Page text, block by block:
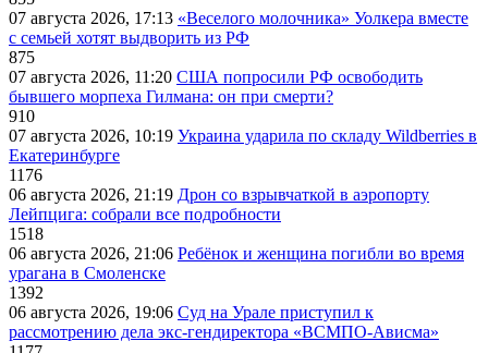
07 августа 2026, 17:13 «Веселого молочника» Уолкера вместе
с семьей хотят выдворить из РФ
875
07 августа 2026, 11:20 США попросили РФ освободить
бывшего морпеха Гилмана: он при смерти?
910
07 августа 2026, 10:19 Украина ударила по складу Wildberries в
Екатеринбурге
1176
06 августа 2026, 21:19 Дрон со взрывчаткой в аэропорту
Лейпцига: собрали все подробности
1518
06 августа 2026, 21:06 Ребёнок и женщина погибли во время
урагана в Смоленске
1392
06 августа 2026, 19:06 Суд на Урале приступил к
рассмотрению дела экс-гендиректора «ВСМПО-Ависма»